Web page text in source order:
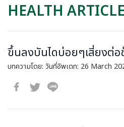
HEALTH ARTICLE
ขึ้นลงบันไดบ่อยๆเสี่ยงต่อ
บทความโดย: วันที่อัพเดท: 26 March